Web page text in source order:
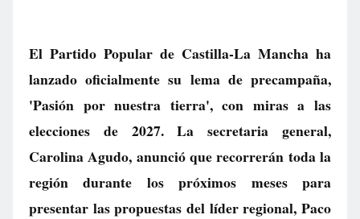
El Partido Popular de Castilla-La Mancha ha
lanzado oficialmente su lema de precampaña,
'Pasión por nuestra tierra', con miras a las
elecciones de 2027. La secretaria general,
Carolina Agudo, anunció que recorrerán toda la
región durante los próximos meses para
presentar las propuestas del líder regional, Paco